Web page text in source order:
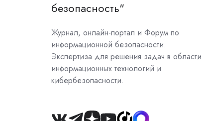
безопасность"
Журнал, онлайн-портал и Форум по
информационной безопасности.
Экспертиза для решения задач в области
информационных технологий и
кибербезопасности.